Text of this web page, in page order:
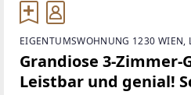
EIGENTUMSWOHNUNG 1230 WIEN,
Grandiose 3-
Leistbar und genial!